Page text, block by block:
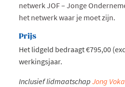
netwerk JOF – Jonge
het netwerk waar je moet zijn.
Prijs
Het lidgeld bedraagt €795,00
werkingsjaar.
Inclusief lidmaatschap Jong Voka